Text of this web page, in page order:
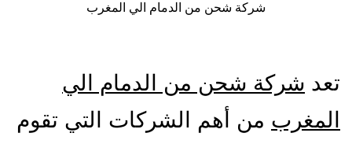
شركة شحن من الدمام الي المغرب
تعد شركة شحن من الدمام الي
المغرب من أهم الشركات التي تقوم